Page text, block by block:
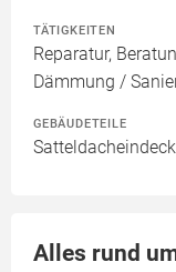
TÄTIGKEITEN
Reparatur,
Dämmung /
GEBÄUDETEILE
Alles rund